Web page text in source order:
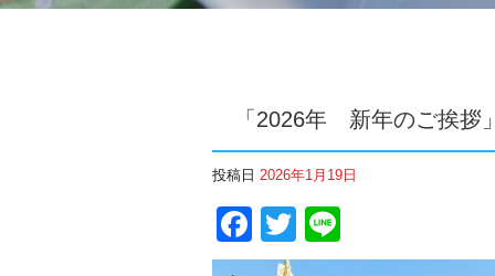
「2026年 新年のご挨拶
投稿日 2026年1月19日
Facebook
Twitter